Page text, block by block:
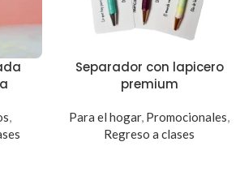
,
Separador con lapicero
premium
Para el hogar, Promocionales,
Regreso a clases